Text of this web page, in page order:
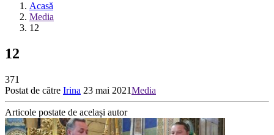
Acasă
Media
12
12
371
Postat de către Irina 23 mai 2021Media
Articole postate de același autor